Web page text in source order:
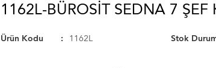
1162L-BÜROSIT SEDNA 7 ŞEF
Ürün Kodu 1162L Stok